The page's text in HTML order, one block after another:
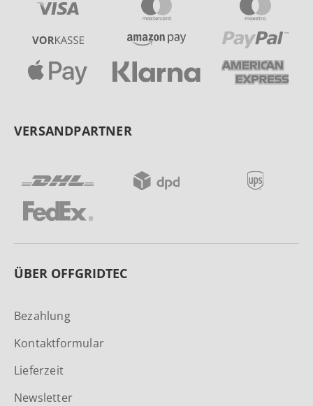
VERSANDPARTNER
ÜBER OFFGRIDTEC
Bezahlung
Kontaktformular
Lieferzeit
Newsletter